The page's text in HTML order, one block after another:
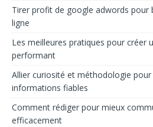
Tirer profit de google adwords pour
ligne
Les meilleures pratiques pour créer
performant
Allier curiosité et méthodologie pour
informations fiables
Comment rédiger pour mieux
efficacement